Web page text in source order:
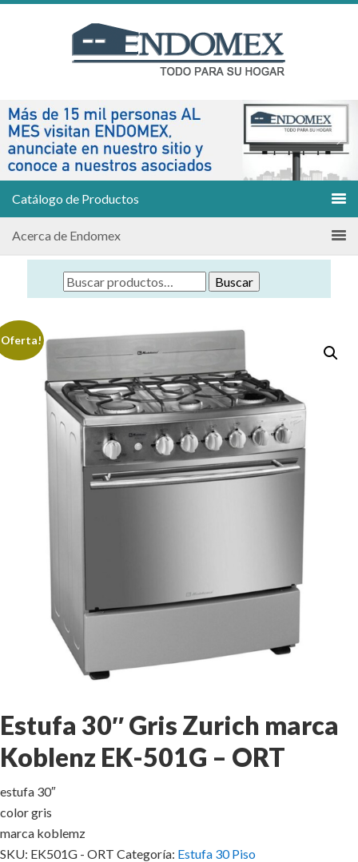
Catálogo de Productos
Acerca de Endomex
Buscar
Estufa 30″ Gris Zurich marca
Koblenz EK-501G – ORT
estufa 30″
color gris
marca koblemz
SKU: EK501G - ORT Categoría: Estufa 30 Piso